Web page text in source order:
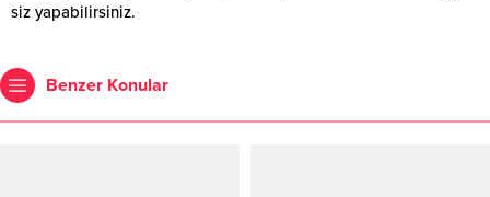
siz yapabilirsiniz.
Benzer Konular